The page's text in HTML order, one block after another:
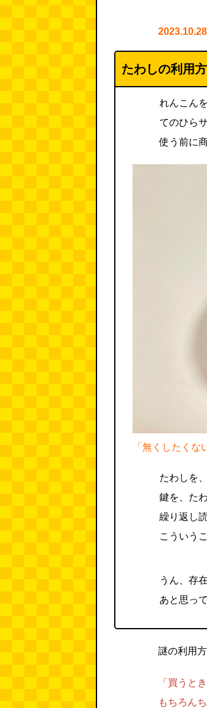
たわしの利用
れんこん
てのひら
使う前に
「無くしたく
たわしを
鍵を、た
繰り返し
こういう
うん、存
あと思っ
謎の利用
「買うと
もちろん